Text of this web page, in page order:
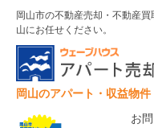
岡山市の不動産売却・不動産
山にお任せください。
岡山のアパート・収益物
お